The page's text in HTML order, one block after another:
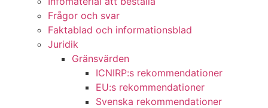
Frågor och svar
Faktablad och informationsblad
Juridik
Gränsvärden
ICNIRP:s rekommendationer
EU:s rekommendationer
Svenska rekommendationer